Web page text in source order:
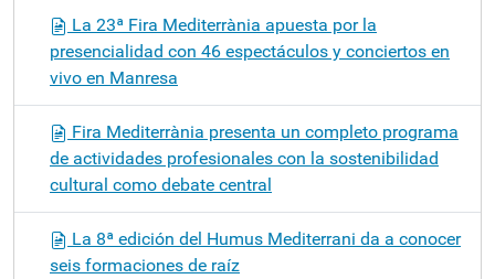
La 23ª Fira Mediterrània apuesta por la
presencialidad con 46 espectáculos y conciertos en
vivo en Manresa
Fira Mediterrània presenta un completo programa
de actividades profesionales con la sostenibilidad
cultural como debate central
La 8ª edición del Humus Mediterrani da a conocer
seis formaciones de raíz